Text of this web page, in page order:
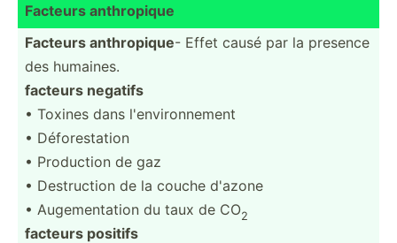
Facteurs anthro­pique
Facteurs anthro­pique- Effet causé par la presence
des humaines.
facteurs negatifs
• Toxines dans l'envi­ron­nement
• Défore­station
• Production de gaz
• Destru­ction de la couche d'azone
• Augeme­ntation du taux de CO2
facteurs positifs